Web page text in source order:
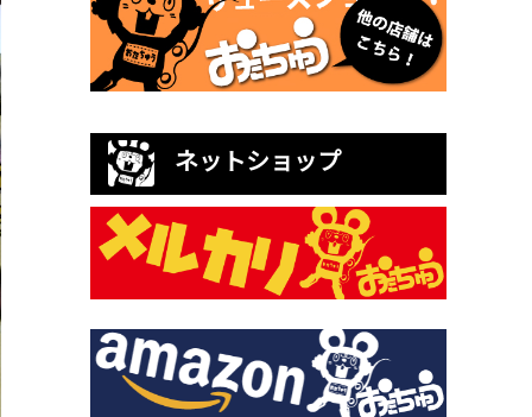
ネットショップ